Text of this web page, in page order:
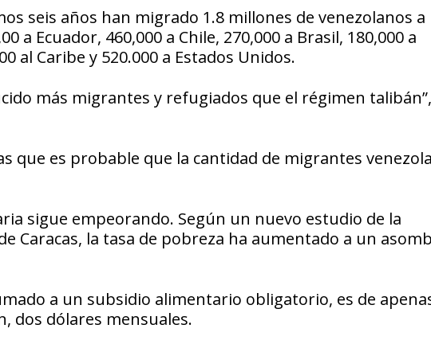
seis años han migrado 1.8 millones de venezolanos a
a Ecuador, 460,000 a Chile, 270,000 a Brasil, 180,000 a
al Caribe y 520.000 a Estados Unidos.
más migrantes y refugiados que el régimen
que es probable que la cantidad de migrantes
sigue empeorando. Según un nuevo estudio de la
Caracas, la tasa de pobreza ha aumentado a un
a un subsidio alimentario obligatorio, es de
dos dólares mensuales.